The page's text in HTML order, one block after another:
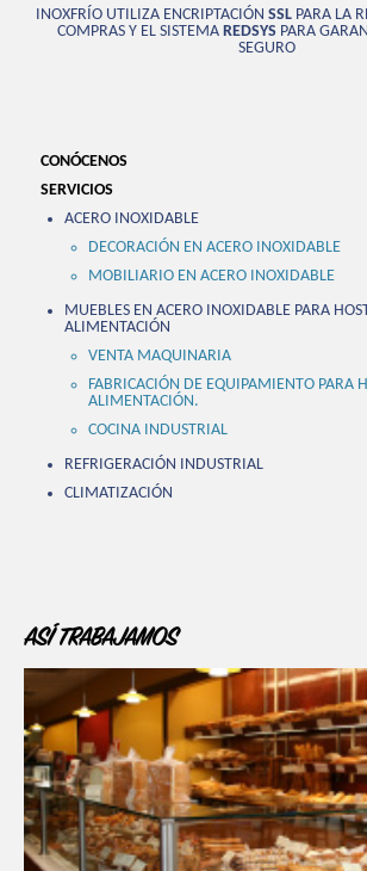
INOXFRÍO UTILIZA ENCRIPTACIÓN SSL PARA LA
COMPRAS Y EL SISTEMA REDSYS PARA
SEGURO
CONÓCENOS
SERVICIOS
ACERO INOXIDABLE
DECORACIÓN EN ACERO INOXIDABLE
MOBILIARIO EN ACERO INOXIDABLE
MUEBLES EN ACERO INOXIDABLE PARA
ALIMENTACIÓN
VENTA MAQUINARIA
FABRICACIÓN DE EQUIPAMIENTO PARA
ALIMENTACIÓN.
COCINA INDUSTRIAL
REFRIGERACIÓN INDUSTRIAL
CLIMATIZACIÓN
ASÍ TRABAJAMOS